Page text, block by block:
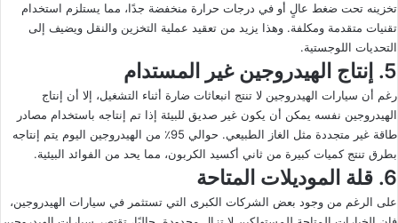
تخزينه تحت ضغط عالٍ أو في درجات حرارة منخفضة جدًا، مما يستلزم استخدام
تقنيات متقدمة ومكلفة. وهذا يزيد من تعقيد عملية التخزين والنقل ويضيف إلى
التحديات اللوجستية.
5. إنتاج الهيدروجين غير المستدام
رغم أن سيارات الهيدروجين لا تنتج انبعاثات ضارة أثناء التشغيل، إلا أن إنتاج
الهيدروجين نفسه يمكن أن يكون غير صديق للبيئة إذا تم إنتاجه باستخدام مصادر
طاقة غير متجددة مثل الغاز الطبيعي. حوالي 95٪ من الهيدروجين اليوم يتم إنتاجه
بطرق تنتج كميات كبيرة من ثاني أكسيد الكربون، مما يحد من الفوائد البيئية.
6. قلة الموديلات المتاحة
على الرغم من وجود بعض الشركات الكبرى التي تستثمر في سيارات الهيدروجين،